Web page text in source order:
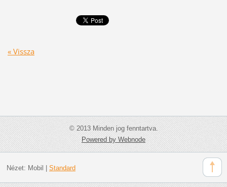
« Vissza
© 2013 Minden jog fenntartva.
Powered by Webnode
Nézet: Mobil Standard